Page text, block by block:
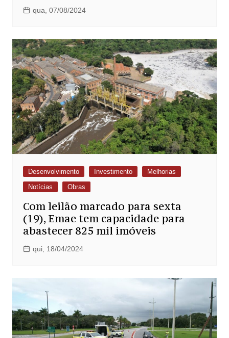
qua, 07/08/2024
Desenvolvimento Investimento
Melhorias
Notícias
Obras
Com leilão marcado para sexta
(19), Emae tem capacidade para
abastecer 825 mil imóveis
qui, 18/04/2024